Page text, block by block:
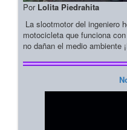
Por Lolita Piedrahita
La slootmotor del ingeniero
motocicleta que funciona
no dañan el medio ambiente